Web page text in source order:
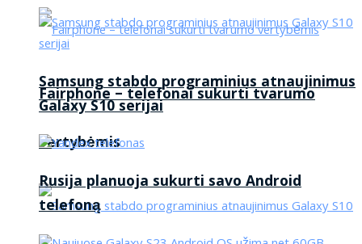
Fairphone – telefonai sukurti tvarumo
vertybėmis
Samsung stabdo programinius atnaujinimus
Galaxy S10 serijai
Rusija planuoja sukurti savo Android
telefoną